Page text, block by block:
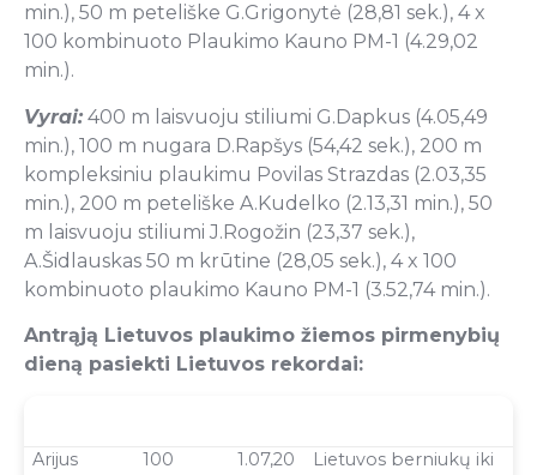
min.), 50 m peteliške G.Grigonytė (28,81 sek.), 4 x
100 kombinuoto Plaukimo Kauno PM-1 (4.29,02
min.).
Vyrai: 400 m laisvuoju stiliumi G.Dapkus (4.05,49
min.), 100 m nugara D.Rapšys (54,42 sek.), 200 m
kompleksiniu plaukimu Povilas Strazdas (2.03,35
min.), 200 m peteliške A.Kudelko (2.13,31 min.), 50
m laisvuoju stiliumi J.Rogožin (23,37 sek.),
A.Šidlauskas 50 m krūtine (28,05 sek.), 4 x 100
kombinuoto plaukimo Kauno PM-1 (3.52,74 min.).
Antrąją Lietuvos plaukimo žiemos pirmenybių
dieną pasiekti Lietuvos rekordai:
Arijus
100
1.07,20
Lietuvos berniukų iki